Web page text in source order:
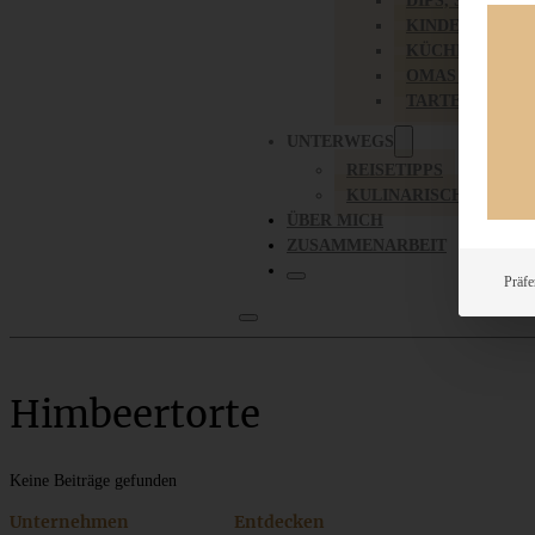
UNTERWEGS
REISETIPPS
KULINARISCH
ÜBER MICH
ZUSAMMENARBEIT
Himbeertorte
Keine Beiträge gefunden
Unternehmen Entdecken